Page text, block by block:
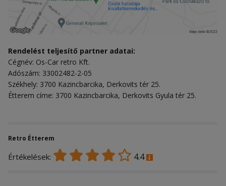
Rendelést teljesítő partner adatai:
Cégnév: Os-Car retro Kft.
Adószám: 33002482-2-05
Székhely: 3700 Kazincbarcika, Derkovits tér 25.
Étterem címe: 3700 Kazincbarcika, Derkovits Gyula tér 25.
Retro Étterem
Értékelések: 4.4